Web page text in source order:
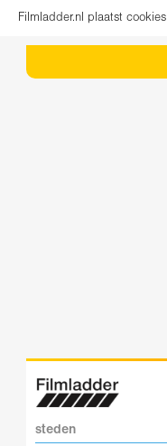
Filmladder.nl plaatst
steden